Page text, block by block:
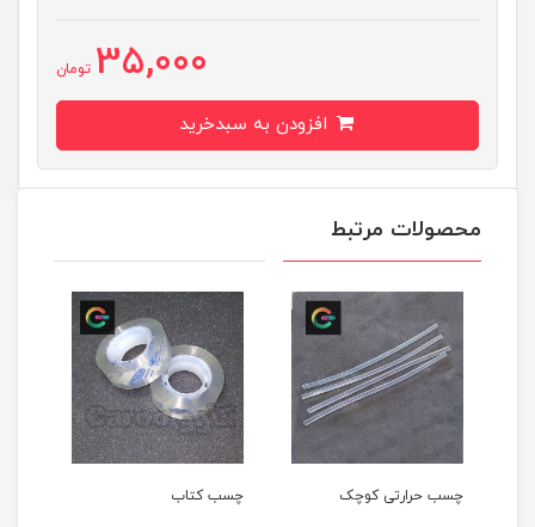
35,000 تومان
محصولات مرتبط
چسب حرارتی کوچک چسب کتاب